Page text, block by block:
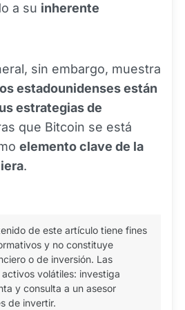
a su inherente
sin embargo, muestra
estadounidenses están
estrategias de
que Bitcoin se está
elemento clave de la
.
de este artículo tiene fines
y no constituye
o de inversión. Las
volátiles: investiga
y consulta a un asesor
de invertir.